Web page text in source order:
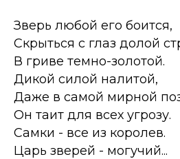
Зверь любой его боится,
Скрыться с глаз долой
В гриве темно-золотой.
Дикой силой налитой,
Даже в самой мирной
Он таит для всех угрозу.
Самки - все из королев.
Царь зверей - могучий...